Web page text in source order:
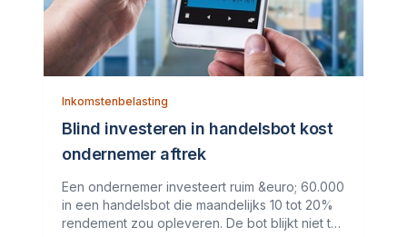
Inkomstenbelasting
Blind investeren in handelsbot kost
ondernemer aftrek
Een ondernemer investeert ruim &euro; 60.000
in een handelsbot die maandelijks 10 tot 20%
rendement zou opleveren. De bot blijkt niet te